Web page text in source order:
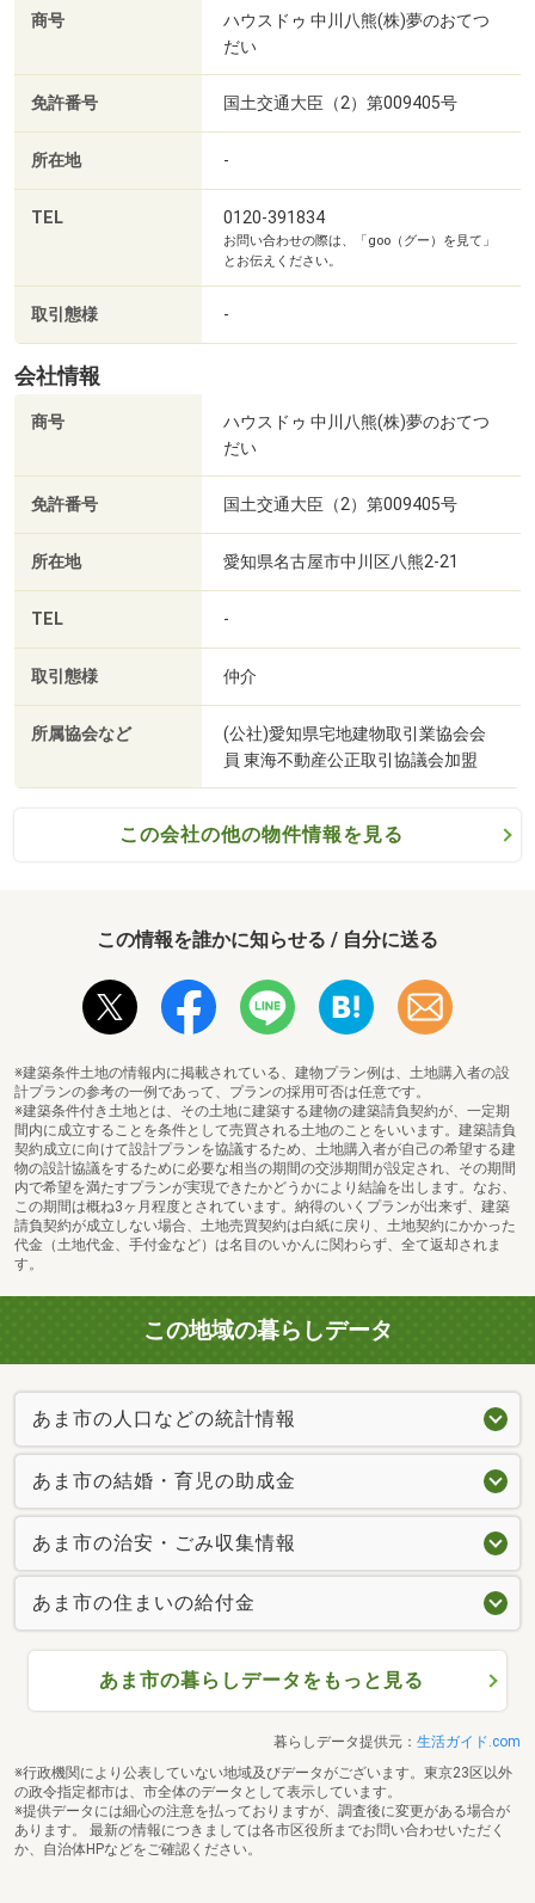
出産・教育・老後など、将来の支出を無料相談OK！
◇－住宅ローン相談OK－◇
・転職直後でも？
・頭金ゼロでも？
・保証料って？
→最適なプランをご提案！
◇－情報は随時更新－◇
価格変更や進捗は、「お気に入り登録」が便利♪
◇－お子様連れ大歓迎！－◇
キッズスペース＆授乳室あり
ご夫婦で安心してお話を聞くことができます！
ぜひご家族皆様でご来店くださいませ♪
商号
ハウスドゥ 中川八熊(株)夢のおてつ
だい
免許番号 国土交通大臣（2）第009405号
所在地 -
TEL 0120-391834
お問い合わせの際は、「goo（グー）を見て」
とお伝えください。
取引態様 -
会社情報
商号
ハウスドゥ 中川八熊(株)夢のおてつ
だい
免許番号 国土交通大臣（2）第009405号
所在地 愛知県名古屋市中川区八熊2-21
TEL -
取引態様 仲介
所属協会など
(公社)愛知県宅地建物取引業協会会
員 東海不動産公正取引協議会加盟
この会社の他の物件情報を見る
この情報を誰かに知らせる / 自分に送る
※建築条件土地の情報内に掲載されている、建物プラン例は、土地購入者の設
計プランの参考の一例であって、プランの採用可否は任意です。
※建築条件付き土地とは、その土地に建築する建物の建築請負契約が、一定期
間内に成立することを条件として売買される土地のことをいいます。建築請負
契約成立に向けて設計プランを協議するため、土地購入者が自己の希望する建
物の設計協議をするために必要な相当の期間の交渉期間が設定され、その期間
内で希望を満たすプランが実現できたかどうかにより結論を出します。なお、
この期間は概ね3ヶ月程度とされています。納得のいくプランが出来ず、建築
請負契約が成立しない場合、土地売買契約は白紙に戻り、土地契約にかかった
代金（土地代金、手付金など）は名目のいかんに関わらず、全て返却されま
す。
この地域の暮らしデータ
あま市の人口などの統計情報
あま市の結婚・育児の助成金
あま市の治安・ごみ収集情報
あま市の住まいの給付金
あま市の暮らしデータをもっと見る
暮らしデータ提供元： 生活ガイド.com
※行政機関により公表していない地域及びデータがございます。東京23区以外
の政令指定都市は、市全体のデータとして表示しています。
※提供データには細心の注意を払っておりますが、調査後に変更がある場合が
あります。 最新の情報につきましては各市区役所までお問い合わせいただく
か、自治体HPなどをご確認ください。